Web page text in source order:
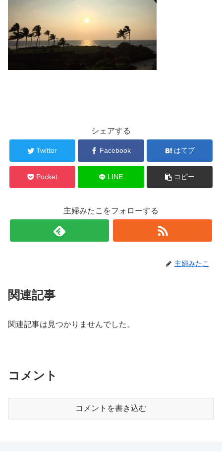
シェアする
Twitter Facebook はてブ
Pocket LINE コピー
主婦みたこをフォローする
主婦みたこ
関連記事
関連記事は見つかりませんでした。
コメント
コメントを書き込む